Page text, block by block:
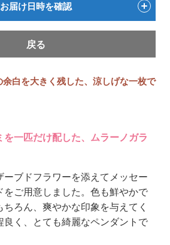
白を大きく残した、涼しげな一枚で
を一匹だけ配した、ムラーノガラ
ーブドフラワーを添えてメッセー
をご用意しました。色も鮮やかで
ろん、爽やかな印象を与えてく
良く、とても綺麗なペンダントで
お届け日時を確認
戻る